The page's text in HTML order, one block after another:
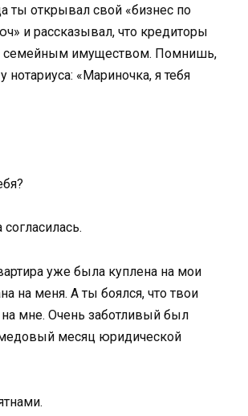
ты открывал свой «бизнес по
и рассказывал, что кредиторы
семейным имуществом. Помнишь,
нотариуса: «Мариночка, я тебя
уже была куплена на мои
на меня. А ты боялся, что твои
на мне. Очень заботливый был
месяц юридической